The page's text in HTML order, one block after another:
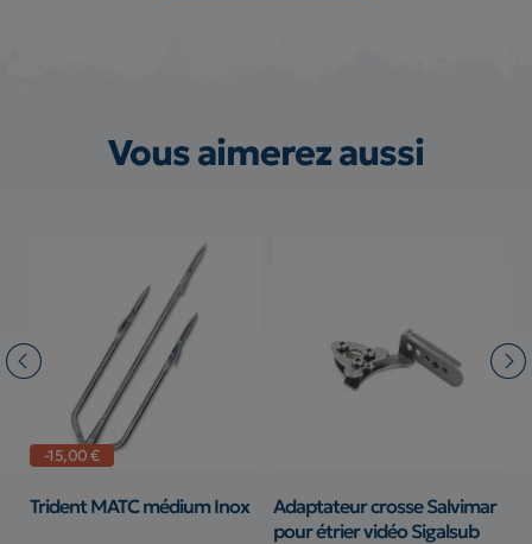
Vous aimerez aussi
-15,00 €
Trident MATC médium Inox
Adaptateur crosse Salvimar
pour étrier vidéo Sigalsub